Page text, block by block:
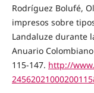
Rodríguez Bolufé,
impresos sobre
Landaluze durante
Anuario
115-147. http://